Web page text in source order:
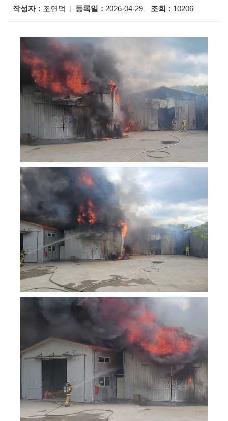
작성자 조연덕 등록일 2026-04-29 조회 10206